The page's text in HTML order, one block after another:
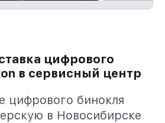
цифрового
в сервисный центр
цифрового бинокля
в Новосибирске